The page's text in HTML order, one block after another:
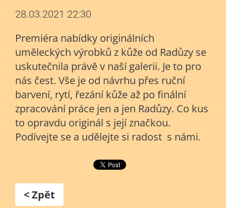
28.03.2021 22:30
Premiéra nabídky originálních
uměleckých výrobků z kůže od Radůzy se
uskutečnila právě v naší galerii. Je to pro
nás čest. Vše je od návrhu přes ruční
barvení, rytí, řezání kůže až po finální
zpracování práce jen a jen Radůzy. Co kus
to opravdu originál s její značkou.
Podívejte se a udělejte si radost s námi.
< Zpět